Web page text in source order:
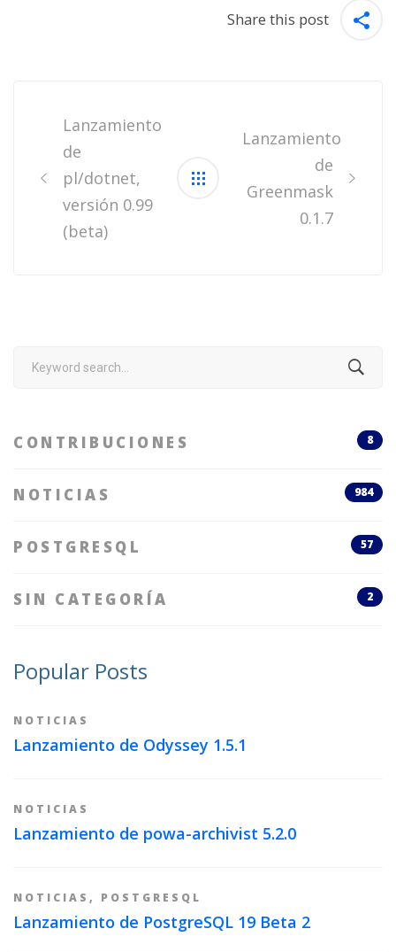
Share this post
navigation
Lanzamiento
de
pl/dotnet,
versión 0.99
(beta)
Lanzamiento
de
Greenmask
0.1.7
Search
CONTRIBUCIONES 8
NOTICIAS 984
POSTGRESQL 57
SIN CATEGORÍA 2
Popular Posts
NOTICIAS
Lanzamiento de Odyssey 1.5.1
NOTICIAS
Lanzamiento de powa-archivist 5.2.0
NOTICIAS , POSTGRESQL
Lanzamiento de PostgreSQL 19 Beta 2